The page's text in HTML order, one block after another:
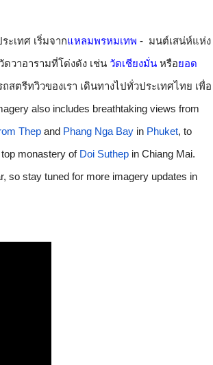
ะเทศ เริ่มจากแหลมพรหมเทพ - มนต์เสน่ห์แห่ง
วาอารามที่โด่งดัง เช่น วัดเชียงมั่น หรือยอด
สตรีทวิวของเรา เดินทางไปทั่วประเทศไทย เพื่อ
also includes breathtaking views from
Thep and Phang Nga Bay in Phuket, to
monastery of Doi Suthep in Chiang Mai.
so stay tuned for more imagery updates in